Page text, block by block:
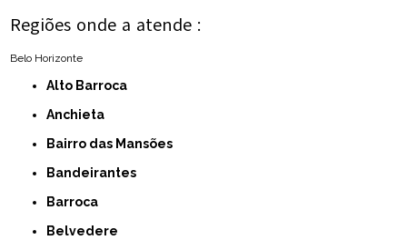
Regiões onde a atende :
Belo Horizonte
Alto Barroca
Anchieta
Bairro das Mansões
Bandeirantes
Barroca
Belvedere